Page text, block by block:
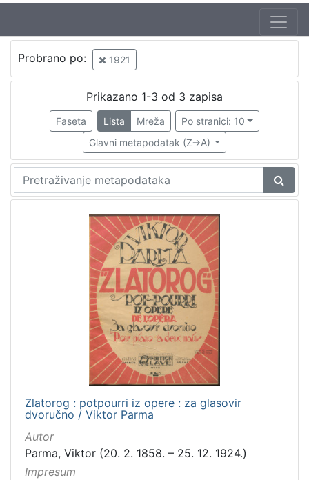
Jezik
hrvatski
Zbirka
Knjige
1
Probrano po: 1921
Prikazano 1-3 od 3 zapisa
Faseta Lista Mreža
Po stranici: 10
Glavni metapodatak (Z->A)
Zlatorog : potpourri iz opere : za glasovir
dvoručno / Viktor Parma
Autor
Parma, Viktor (20. 2. 1858. – 25. 12. 1924.)
Impresum